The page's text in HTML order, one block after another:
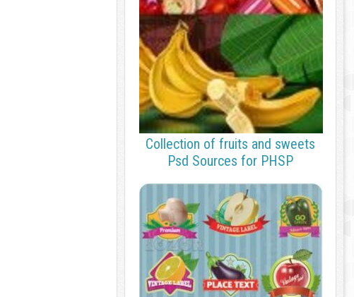
Collection of fruits and sweets
Psd Sources for PHSP